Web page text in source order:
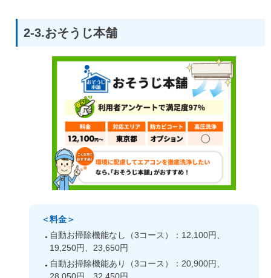
2-3.おそうじ本舗
＜料金＞
自動お掃除機能なし（3コース）：12,100円、
19,250円、23,650円
自動お掃除機能あり（3コース）：20,900円、
28,050円、32,450円